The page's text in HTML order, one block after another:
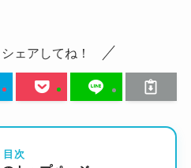
ェアしてね！
目次